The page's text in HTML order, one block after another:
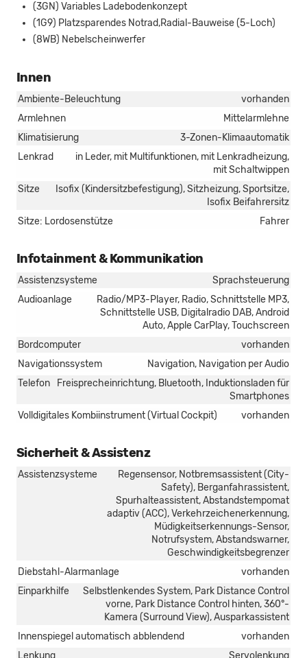
(3GN) Variables Ladebodenkonzept
(1G9) Platzsparendes Notrad,Radial-Bauweise (5-Loch)
(8WB) Nebelscheinwerfer
Innen
Ambiente-Beleuchtung
vorhanden
Armlehnen
Mittelarmlehne
Klimatisierung
3-Zonen-Klimaautomatik
Lenkrad
in Leder, mit Multifunktionen, mit Lenkradheizung,
mit Schaltwippen
Sitze
Isofix (Kindersitzbefestigung), Sitzheizung, Sportsitze,
Isofix Beifahrersitz
Sitze: Lordosenstütze
Fahrer
Infotainment & Kommunikation
Assistenzsysteme
Sprachsteuerung
Audioanlage
Radio/MP3-Player, Radio, Schnittstelle MP3,
Schnittstelle USB, Digitalradio DAB, Android
Auto, Apple CarPlay, Touchscreen
Bordcomputer
vorhanden
Navigationssystem
Navigation, Navigation per Audio
Telefon
Freisprecheinrichtung, Bluetooth, Induktionsladen für
Smartphones
Volldigitales Kombiinstrument (Virtual Cockpit)
vorhanden
Sicherheit & Assistenz
Assistenzsysteme
Regensensor, Notbremsassistent (City-
Safety), Berganfahrassistent,
Spurhalteassistent, Abstandstempomat
adaptiv (ACC), Verkehrzeichenerkennung,
Müdigkeitserkennungs-Sensor,
Notrufsystem, Abstandswarner,
Geschwindigkeitsbegrenzer
Diebstahl-Alarmanlage
vorhanden
Einparkhilfe
Selbstlenkendes System, Park Distance Control
vorne, Park Distance Control hinten, 360°-
Kamera (Surround View), Ausparkassistent
Innenspiegel automatisch abblendend
vorhanden